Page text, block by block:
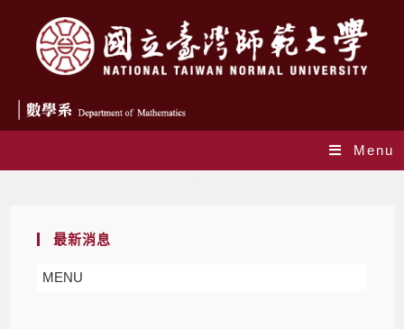
Menu
最新消息
MENU